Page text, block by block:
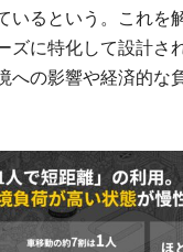
いるという。これを
ズに特化して設計さ
への影響や経済的な